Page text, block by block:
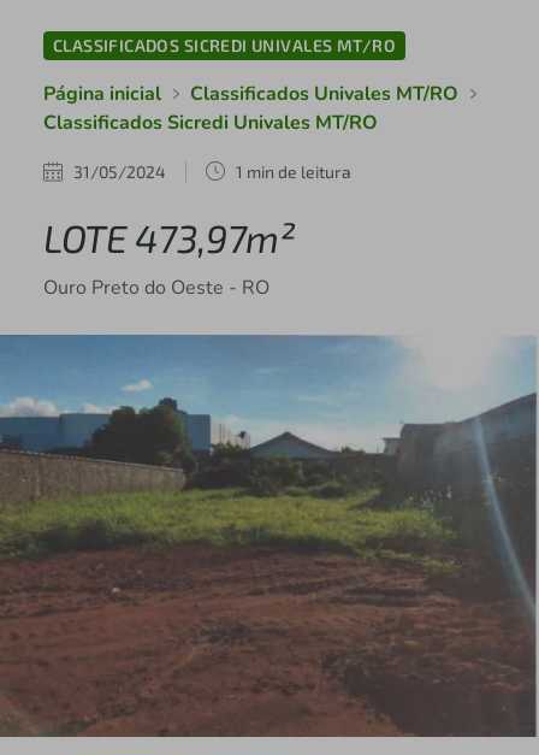
CLASSIFICADOS SICREDI UNIVALES MT/RO
Página inicial
Classificados Univales MT/RO
Classificados Sicredi Univales MT/RO
31/05/2024 1 min de leitura
LOTE 473,97m²
Ouro Preto do Oeste - RO